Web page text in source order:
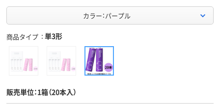
カラー：パープル
商品タイプ 単3形
販売単位：1箱（20本入）